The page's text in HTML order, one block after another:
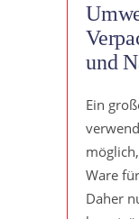
und
Ein
Ware
Daher